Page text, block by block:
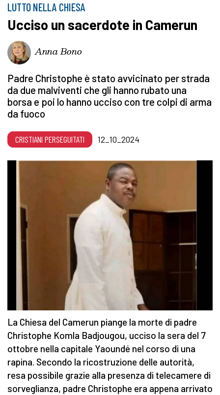
LUTTO NELLA CHIESA
Ucciso un sacerdote in Camerun
Anna Bono
Padre Christophe è stato avvicinato per strada
da due malviventi che gli hanno rubato una
borsa e poi lo hanno ucciso con tre colpi di arma
da fuoco
CRISTIANI PERSEGUITATI 12_10_2024
La Chiesa del Camerun piange la morte di padre
Christophe Komla Badjougou, ucciso la sera del 7
ottobre nella capitale Yaoundé nel corso di una
rapina. Secondo la ricostruzione delle autorità,
resa possibile grazie alla presenza di telecamere di
sorveglianza, padre Christophe era appena arrivato